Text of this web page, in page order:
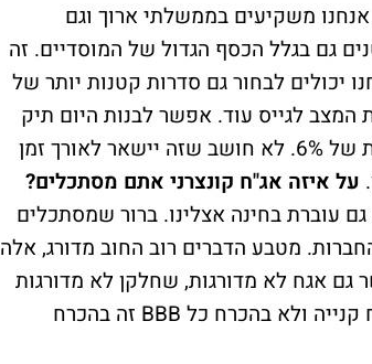
שיכלנו רק לחלום עליהן לפני 3 שנים. אנחנו משקיעים בממשלתי ארוך וגם
גם בגלל הכסף הגדול של המוסדיים. זה
יכולים לבחור גם סדרות קטנות יותר של
המצב לגייס עוד. אפשר לבנות היום תיק
אגח מאוזן עם ממשלתי שקלי ארוך וקונצרני קצר עם תשואות של 6%. לא חושב שזה יישאר לאורך זמן
על איזה אג"ח קונצרני אתם מסתכלים?
עוברת בחינה אצלינו. ברור שמסתכלים
מטבע הדברים רוב החוב מדורג, אלה
אגח לא מדורגות, שחלקן לא מדורגות
רק בגלל גודל הסדרה ובלי קשר לאיכות. לא כל AA זה בהכרח קנייה ולא בהכרח כל BBB זה בהכרח